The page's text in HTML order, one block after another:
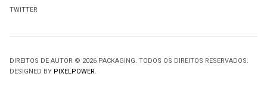
TWITTER
DIREITOS DE AUTOR © 2026 PACKAGING. TODOS OS DIREITOS RESERVADOS.
DESIGNED BY PIXELPOWER.